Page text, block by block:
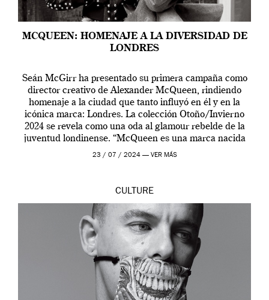
MCQUEEN: HOMENAJE A LA DIVERSIDAD DE
LONDRES
Seán McGirr ha presentado su primera campaña como
director creativo de Alexander McQueen, rindiendo
homenaje a la ciudad que tanto influyó en él y en la
icónica marca: Londres. La colección Otoño/Invierno
2024 se revela como una oda al glamour rebelde de la
juventud londinense. “McQueen es una marca nacida
en Londres y siempre ha […]
23 / 07 / 2024 — VER MÁS
CULTURE